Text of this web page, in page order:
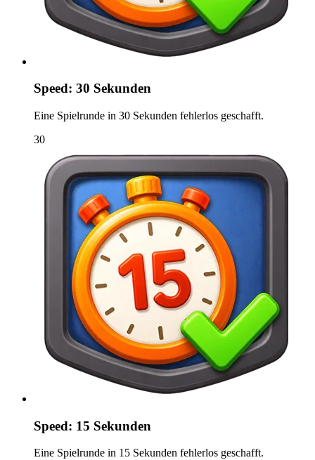
Speed: 30 Sekunden
Eine Spielrunde in 30 Sekunden fehlerlos geschafft.
30
Speed: 15 Sekunden
Eine Spielrunde in 15 Sekunden fehlerlos geschafft.